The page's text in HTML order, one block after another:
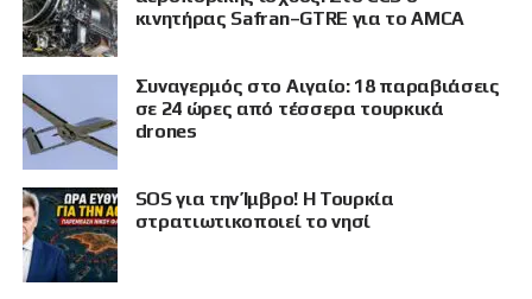
κινητήρας Safran–GTRE για το AMCA
Συναγερμός στο Αιγαίο: 18 παραβιάσεις
σε 24 ώρες από τέσσερα τουρκικά
drones
SOS για την Ίμβρο! Η Τουρκία
στρατιωτικοποιεί το νησί